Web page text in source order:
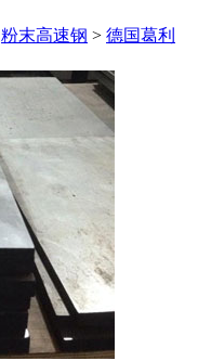
粉末高速钢 > 德国葛利